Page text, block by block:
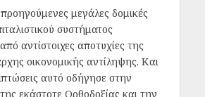
μεγάλες δομικές
συστήματος
αντίστοιχες αποτυχίες της
οικονομικής αντίληψης. Και
αυτό οδήγησε στην
εκάστοτε Ορθοδοξίας και την